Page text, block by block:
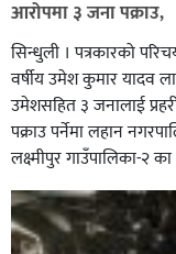
आरोपमा ३ जना पक्राउ,
सिन्धुली । पत्रकारको
वर्षीय उमेश कुमार यादव
उमेशसहित ३ जनालाई
पक्राउ पर्नेमा लहान
लक्ष्मीपुर गाउँपालिका-२